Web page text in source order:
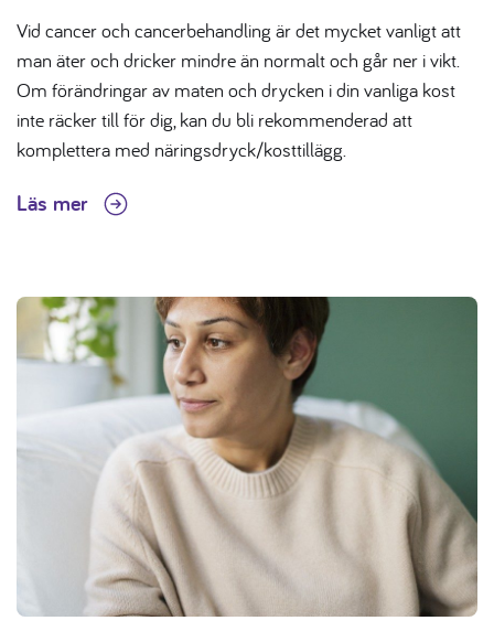
Vid cancer och cancerbehandling är det mycket vanligt att
man äter och dricker mindre än normalt och går ner i vikt.
Om förändringar av maten och drycken i din vanliga kost
inte räcker till för dig, kan du bli rekommenderad att
komplettera med näringsdryck/kosttillägg.
Läs mer